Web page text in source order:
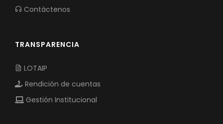
Contáctenos
TRANSPARENCIA
LOTAIP
Rendición de cuentas
Gestión Institucional